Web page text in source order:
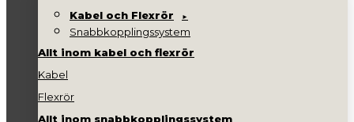
Kabel och Flexrör
Snabbkopplingssystem
Allt inom kabel och flexrör
Kabel
Flexrör
Allt inom snabbkopplingssystem